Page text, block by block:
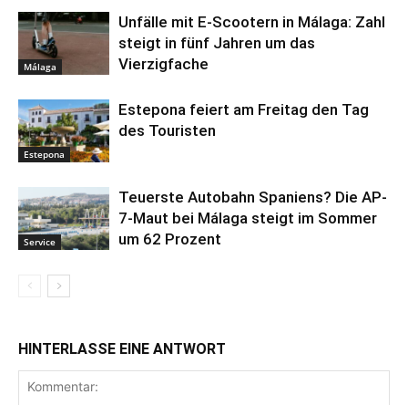
Málaga
Unfälle mit E-Scootern in Málaga: Zahl
steigt in fünf Jahren um das
Vierzigfache
Estepona
Estepona feiert am Freitag den Tag
des Touristen
Service
Teuerste Autobahn Spaniens? Die AP-
7-Maut bei Málaga steigt im Sommer
um 62 Prozent
HINTERLASSE EINE ANTWORT